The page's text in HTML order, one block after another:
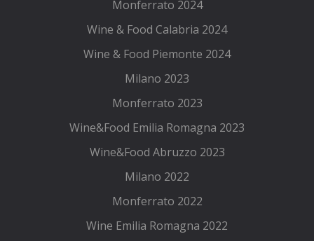
Monferrato 2024
Wine & Food Calabria 2024
Wine & Food Piemonte 2024
Milano 2023
Monferrato 2023
Wine&Food Emilia Romagna 2023
Wine&Food Abruzzo 2023
Milano 2022
Monferrato 2022
Wine Emilia Romagna 2022